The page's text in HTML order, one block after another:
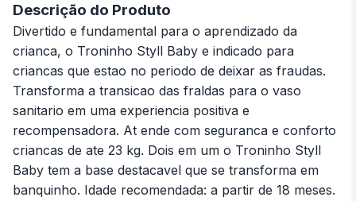
Descrição do Produto
Divertido e fundamental para o aprendizado da
crianca, o Troninho Styll Baby e indicado para
criancas que estao no periodo de deixar as fraudas.
Transforma a transicao das fraldas para o vaso
sanitario em uma experiencia positiva e
recompensadora. At ende com seguranca e conforto
criancas de ate 23 kg. Dois em um o Troninho Styll
Baby tem a base destacavel que se transforma em
banquinho. Idade recomendada: a partir de 18 meses.